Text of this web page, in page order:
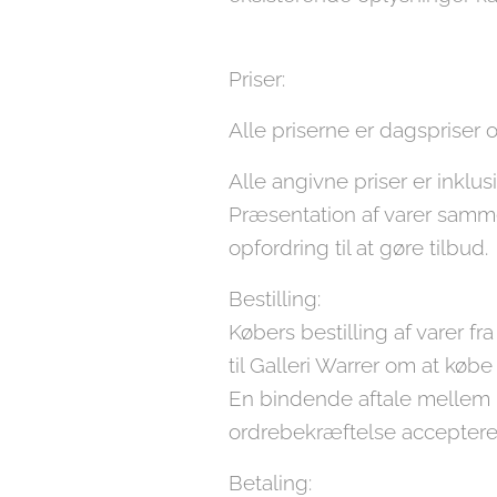
Priser:
Alle priserne er dagspriser
Alle angivne priser er
Præsentation af varer
opfordring til at gøre tilbud.
Bestilling:
Købers bestilling af varer
til Galleri Warrer om at
En bindende aftale mellem
ordrebekræftelse
Betaling: